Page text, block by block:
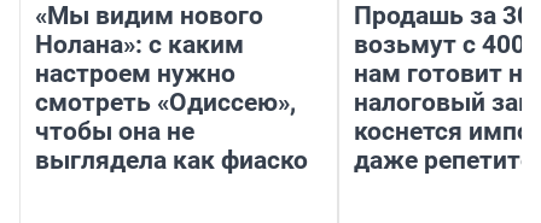
«Мы видим нового
Нолана»: с каким
настроем нужно
смотреть «Одиссею»,
чтобы она не
выглядела как фиаско
Продашь за
возьмут с
нам готовит
налоговый
коснется
даже